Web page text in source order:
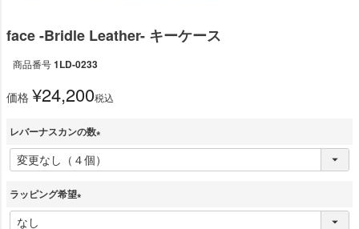
face -Bridle Leather- キーケース
商品番号1LD-0233
価格 ¥24,200税込
レバーナスカンの数
(
必
)
ラッピング希望